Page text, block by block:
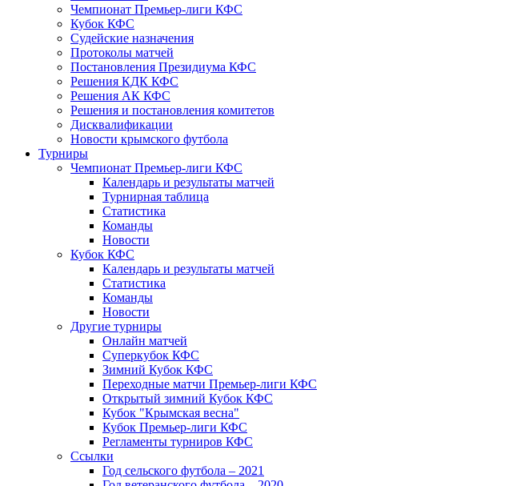
Чемпионат Премьер-лиги КФС
Кубок КФС
Судейские назначения
Протоколы матчей
Постановления Президиума КФС
Решения КДК КФС
Решения АК КФС
Решения и постановления комитетов
Дисквалификации
Новости крымского футбола
Турниры
Чемпионат Премьер-лиги КФС
Календарь и результаты матчей
Турнирная таблица
Статистика
Команды
Новости
Кубок КФС
Календарь и результаты матчей
Статистика
Команды
Новости
Другие турниры
Онлайн матчей
Суперкубок КФС
Зимний Кубок КФС
Переходные матчи Премьер-лиги КФС
Открытый зимний Кубок КФС
Кубок "Крымская весна"
Кубок Премьер-лиги КФС
Регламенты турниров КФС
Ссылки
Год сельского футбола – 2021